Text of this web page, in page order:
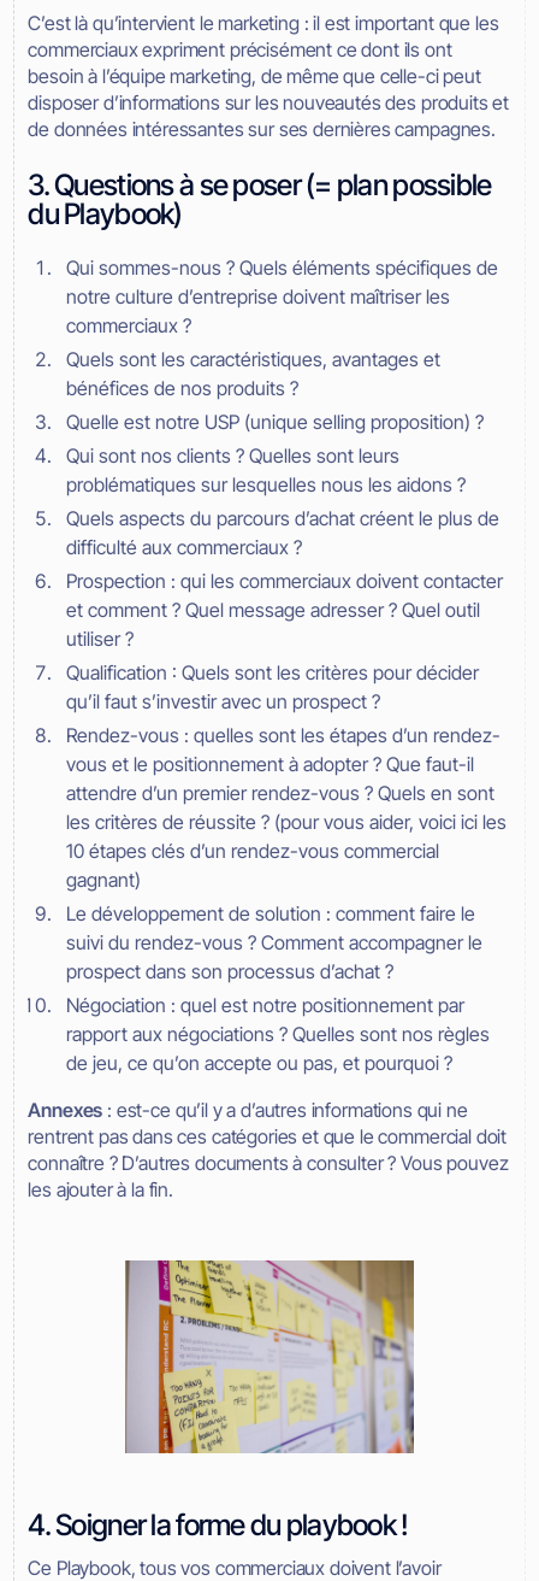
C’est là qu’intervient le marketing : il est important que les
commerciaux expriment précisément ce dont ils ont
besoin à l’équipe marketing, de même que celle-ci peut
disposer d’informations sur les nouveautés des produits et
de données intéressantes sur ses dernières campagnes.
3. Questions à se poser (= plan possible
du Playbook)
Qui sommes-nous ? Quels éléments spécifiques de
notre culture d’entreprise doivent maîtriser les
commerciaux ?
Quels sont les caractéristiques, avantages et
bénéfices de nos produits ?
Quelle est notre USP (unique selling proposition) ?
Qui sont nos clients ? Quelles sont leurs
problématiques sur lesquelles nous les aidons ?
Quels aspects du parcours d’achat créent le plus de
difficulté aux commerciaux ?
Prospection : qui les commerciaux doivent contacter
et comment ? Quel message adresser ? Quel outil
utiliser ?
Qualification : Quels sont les critères pour décider
qu’il faut s’investir avec un prospect ?
Rendez-vous : quelles sont les étapes d’un rendez-
vous et le positionnement à adopter ? Que faut-il
attendre d’un premier rendez-vous ? Quels en sont
les critères de réussite ? (pour vous aider, voici ici les
10 étapes clés d’un rendez-vous commercial
gagnant)
Le développement de solution : comment faire le
suivi du rendez-vous ? Comment accompagner le
prospect dans son processus d’achat ?
Négociation : quel est notre positionnement par
rapport aux négociations ? Quelles sont nos règles
de jeu, ce qu’on accepte ou pas, et pourquoi ?
Annexes : est-ce qu’il y a d’autres informations qui ne
rentrent pas dans ces catégories et que le commercial doit
connaître ? D’autres documents à consulter ? Vous pouvez
les ajouter à la fin.
4. Soigner la forme du playbook !
Ce Playbook, tous vos commerciaux doivent l’avoir